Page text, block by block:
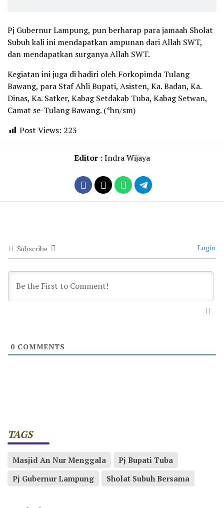
Pj Gubernur Lampung, pun berharap para jamaah Sholat
Subuh kali ini mendapatkan ampunan dari Allah SWT,
dan mendapatkan surganya Allah SWT.
Kegiatan ini juga di hadiri oleh Forkopimda Tulang
Bawang, para Staf Ahli Bupati, Asisten, Ka. Badan, Ka.
Dinas, Ka. Satker, Kabag Setdakab Tuba, Kabag Setwan,
Camat se-Tulang Bawang. (*hn/sm)
Post Views: 223
Editor :Indra Wijaya
Subscribe Login
0 COMMENTS
TAGS
Masjid An Nur Menggala
Pj Bupati Tuba
Pj Gubernur Lampung
Sholat Subuh Bersama